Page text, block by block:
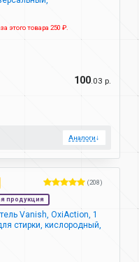
этого товара 250 ₽.
100 .03 р.
Аналоги↓
(208)
продукция
Vanish, OxiAction, 1
стирки, кислородный,